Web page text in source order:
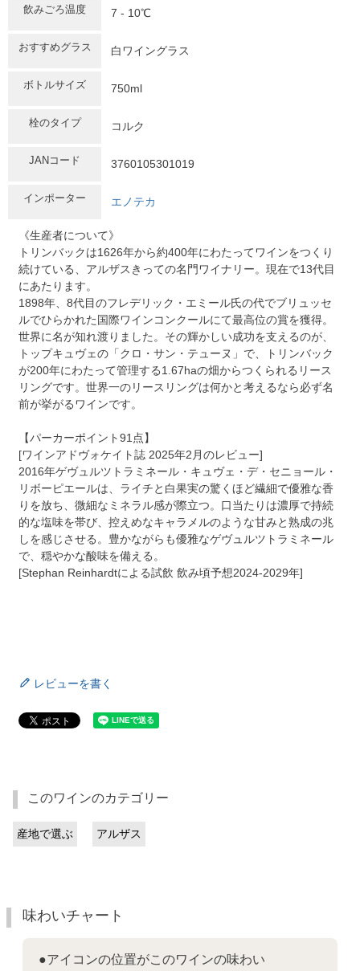
飲みごろ温度 7 - 10℃
おすすめグラス 白ワイングラス
ボトルサイズ 750ml
栓のタイプ コルク
JANコード 3760105301019
インポーター エノテカ
《生産者について》
トリンバックは1626年から約400年にわたってワインをつくり
続けている、アルザスきっての名門ワイナリー。現在で13代目
にあたります。
1898年、8代目のフレデリック・エミール氏の代でブリュッセ
ルでひらかれた国際ワインコンクールにて最高位の賞を獲得。
世界に名が知れ渡りました。その輝かしい成功を支えるのが、
トップキュヴェの「クロ・サン・テューヌ」で、トリンバック
が200年にわたって管理する1.67haの畑からつくられるリース
リングです。世界一のリースリングは何かと考えるなら必ず名
前が挙がるワインです。
【パーカーポイント91点】
[ワインアドヴォケイト誌 2025年2月のレビュー]
2016年ゲヴュルツトラミネール・キュヴェ・デ・セニョール・
リボーピエールは、ライチと白果実の驚くほど繊細で優雅な香
りを放ち、微細なミネラル感が際立つ。口当たりは濃厚で持続
的な塩味を帯び、控えめなキャラメルのような甘みと熟成の兆
しを感じさせる。豊かながらも優雅なゲヴュルツトラミネール
で、穏やかな酸味を備える。
[Stephan Reinhardtによる試飲 飲み頃予想2024-2029年]
レビューを書く
このワインのカテゴリー
産地で選ぶ アルザス
味わいチャート
●アイコンの位置がこのワインの味わい